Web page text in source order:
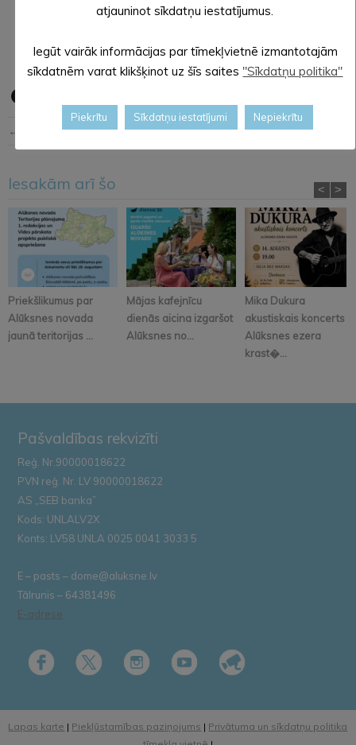
Alūksnes novada pašvaldības sabiedrisko attiecību
Evitas Aplokas foto
← Iepriekšējā ziņa Nākošā ziņa →
Iesakām arī šo
Priekšlikumus par
Alūksnes novada
jaunā teritorijas ...
Mājas kafejnīcu
dienās aicina izgaršot
Alūksnes no...
Mika Dukura
akustiskais koncerts
Alūksnes ezera
krast�...
< >
Pašvaldības rekvizīti
Reģ. Nr.90000018622
PVN reģ. Nr. LV 90000018622
AS „SEB banka”
Kods: UNLALV2X
Konts: LV58 UNLA 0025 0041 3033 5
E – pasts – dome@aluksne.lv
Tālrunis – 64381496
E-adrese
Lapas karte | Piekļūstamības paziņojums | Privātuma un sīkdatņu politika
atjauninot sīkdatņu iestatījumus.
Iegūt vairāk informācijas par tīmekļvietnē izmantotajām
sīkdatnēm varat klikšķinot uz šīs saites "Sīkdatņu politika"
Piekrītu Sīkdatņu iestatījumi Nepiekrītu